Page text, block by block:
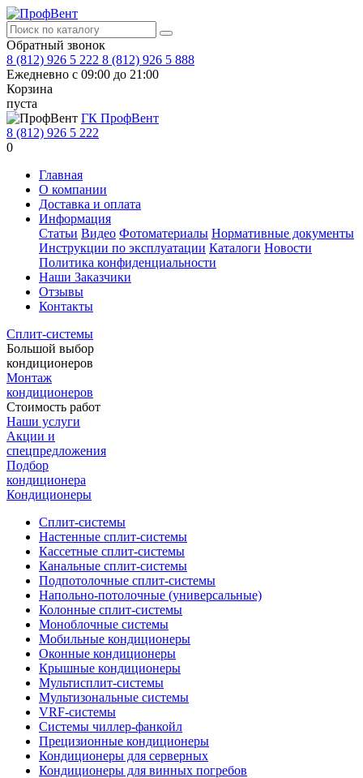
Обратный звонок
8 (812) 926 5 222 8 (812) 926 5 888
Ежедневно с 09:00 до 21:00
Корзина
пуста
ГК ПрофВент
8 (812) 926 5 222
0
Главная
О компании
Доставка и оплата
Информация
Статьи Видео Фотоматериалы Нормативные документы
Инструкции по эксплуатации Каталоги Новости
Политика конфиденциальности
Наши Заказчики
Отзывы
Контакты
Сплит-системы
Большой выбор
кондиционеров
Монтаж
кондиционеров
Стоимость работ
Наши услуги
Акции и
спецпредложения
Подбор
кондиционера
Кондиционеры
Сплит-системы
Настенные сплит-системы
Кассетные сплит-системы
Канальные сплит-системы
Подпотолочные сплит-системы
Напольно-потолочные (универсальные)
Колонные сплит-системы
Моноблочные системы
Мобильные кондиционеры
Оконные кондиционеры
Крышные кондиционеры
Мультисплит-системы
Мультизональные системы
VRF-системы
Системы чиллер-фанкойл
Прецизионные кондиционеры
Кондиционеры для серверных
Кондиционеры для винных погребов